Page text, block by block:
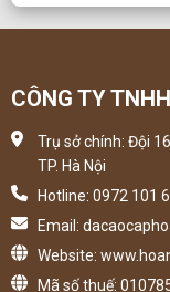
CÔNG TY
Trụ sở chính: Đội
TP. Hà Nội
Hotline: 0972 101
Email:
Website:
Mã số thuế: